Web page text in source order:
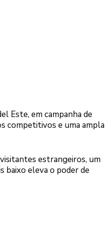
Este, em campanha de
competitivos e uma ampla
estrangeiros, um
baixo eleva o poder de